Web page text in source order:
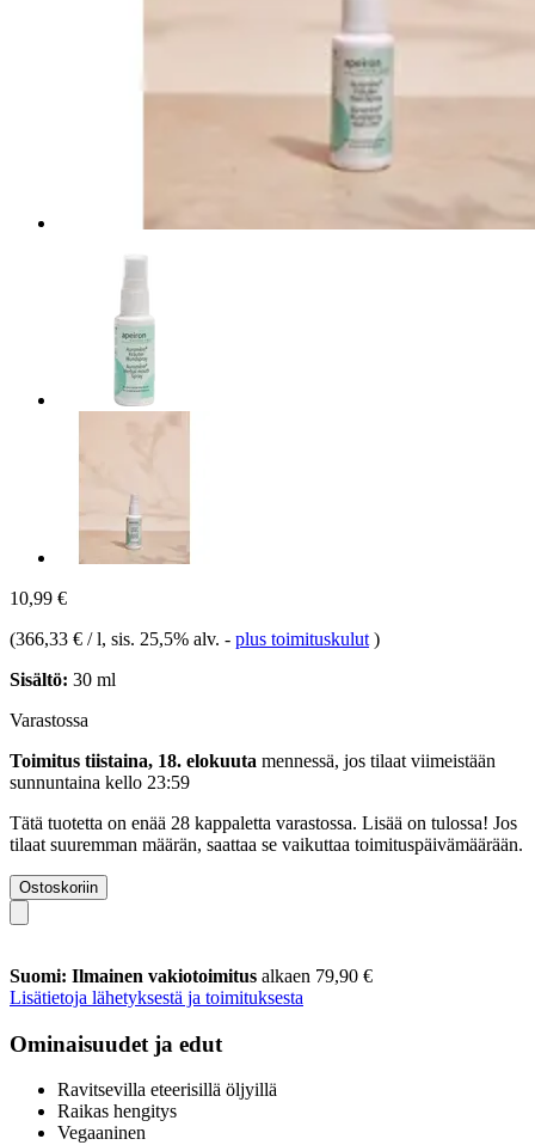
10,99 €
(366,33 € / l, sis. 25,5% alv. - plus toimituskulut )
Sisältö: 30 ml
Varastossa
Toimitus tiistaina, 18. elokuuta mennessä, jos tilaat viimeistään
sunnuntaina kello 23:59
Tätä tuotetta on enää 28 kappaletta varastossa. Lisää on tulossa! Jos
tilaat suuremman määrän, saattaa se vaikuttaa toimituspäivämäärään.
Ostoskoriin
Suomi: Ilmainen vakiotoimitus alkaen 79,90 €
Lisätietoja lähetyksestä ja toimituksesta
Ominaisuudet ja edut
Ravitsevilla eteerisillä öljyillä
Raikas hengitys
Vegaaninen